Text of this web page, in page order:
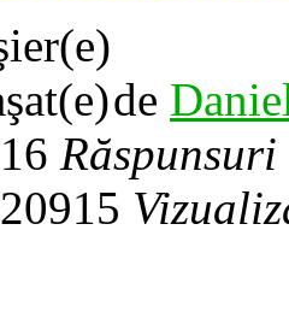
de
16 Răspunsuri
20915